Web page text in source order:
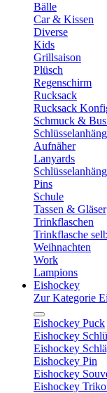
Bälle
Car & Kissen
Diverse
Kids
Grillsaison
Plüsch
Regenschirm
Rucksack
Rucksack
Schmuck &
Aufnäher
Lanyards
Pins
Schule
Tassen & Gläser
Trinkflaschen
Trinkflasche
Weihnachten
Work
Lampions
Eishockey
Zur Kategorie
Eishockey Puck
Eishockey
Eishockey
Eishockey Pin
Eishockey
Eishockey